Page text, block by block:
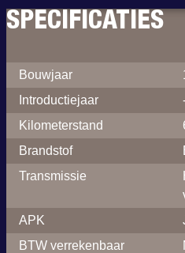
SPECIFICATIES
Bouwjaar
Introductiejaar
Kilometerstand
Brandstof
Transmissie
APK
BTW verrekenbaar